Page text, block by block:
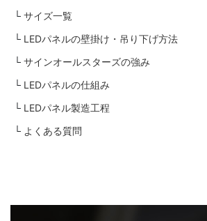
サイズ一覧
LEDパネルの壁掛け・吊り下げ方法
サインオールスターズの強み
LEDパネルの仕組み
LEDパネル製造工程
よくある質問